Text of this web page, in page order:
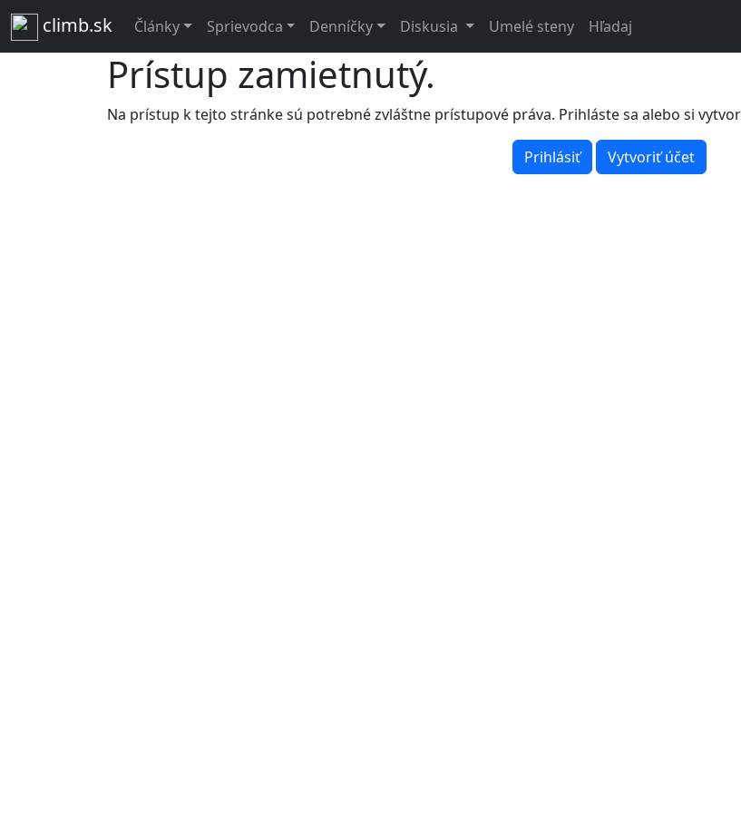
climb.sk Články Sprievodca Denníčky Diskusia Umelé steny Hľadaj
Prístup zamietnutý.
Na prístup k tejto stránke sú potrebné zvláštne prístupové práva. Prihláste sa alebo si
Prihlásiť Vytvoriť účet